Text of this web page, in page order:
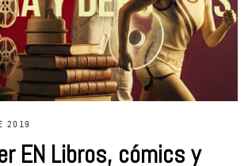
2019
EN Libros, cómics y